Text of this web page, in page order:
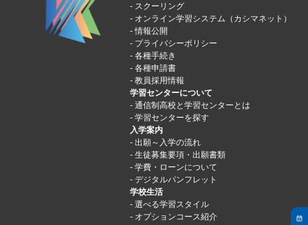
スクーリング
オンライン学習システム（カシマネット）
情報公開
プライバシーポリシー
各種手続き
各種申請書
教員採用情報
学習センターについて
通信制高校と学習センターとは
学習センターを探す
入学案内
出願～入学の流れ
生徒募集要項・出願書類
学費・ローンについて
デジタルパンフレット
学校生活
選べる学習スタイル
オプションコース紹介